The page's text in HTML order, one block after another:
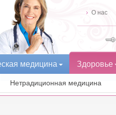
О нас
медицина Здоровье
Нетрадиционная медицина